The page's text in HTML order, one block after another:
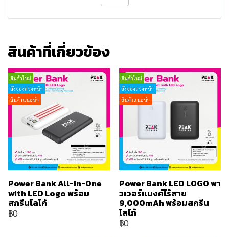
สินค้าที่เกี่ยวข้อง
สินค้าใหม่
สั่งจองล่วงหน้า
สินค้าแนะนำ
Power Bank All-In-One
with LED Logo พร้อม
สกรีนโลโก้
฿0
สินค้าใหม่
สั่งจองล่วงหน้า
สินค้าแนะนำ
Power Bank LED LOGO พา
วเวอร์แบงค์ไร้สาย
9,000mAh พร้อมสกรีน
โลโก้
฿0